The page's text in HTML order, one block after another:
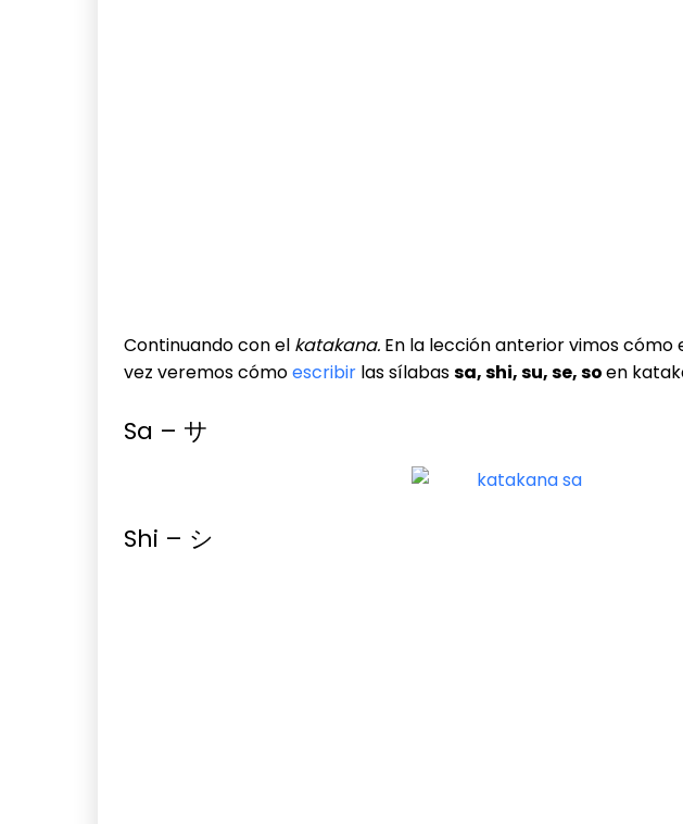
Continuando con el katakana. En la lección anterior vimos cómo
vez veremos cómoescribir las sílabassa, shi, su, se, soen
Sa – サ
Shi – シ